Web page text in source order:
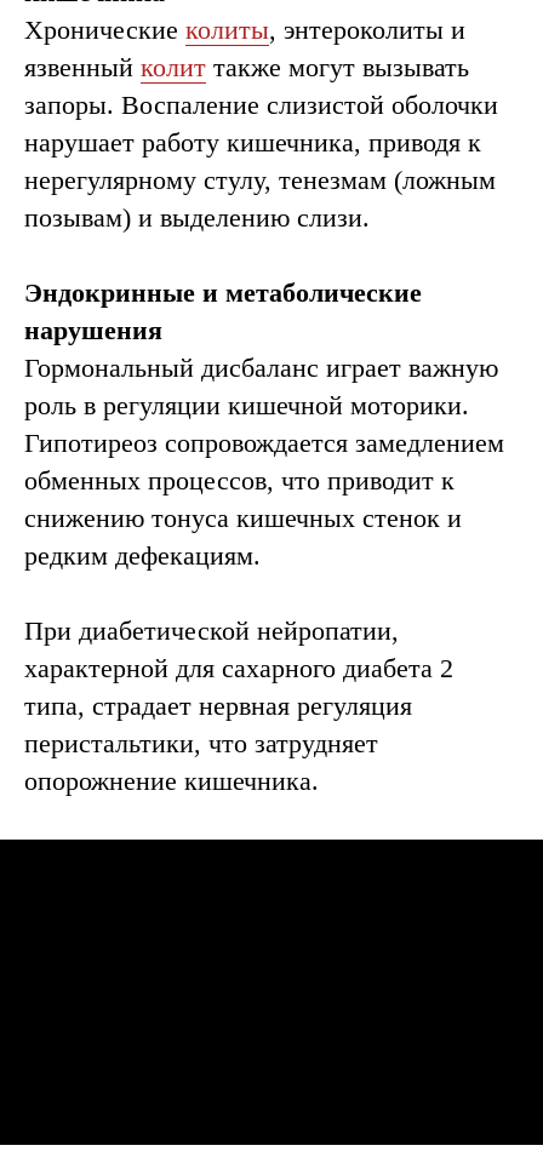
Хронические колиты, энтероколиты и
язвенный колит также могут вызывать
запоры. Воспаление слизистой оболочки
нарушает работу кишечника, приводя к
нерегулярному стулу, тенезмам (ложным
позывам) и выделению слизи.
Эндокринные и метаболические
нарушения
Гормональный дисбаланс играет важную
роль в регуляции кишечной моторики.
Гипотиреоз сопровождается замедлением
обменных процессов, что приводит к
снижению тонуса кишечных стенок и
редким дефекациям.
При диабетической нейропатии,
характерной для сахарного диабета 2
типа, страдает нервная регуляция
перистальтики, что затрудняет
опорожнение кишечника.